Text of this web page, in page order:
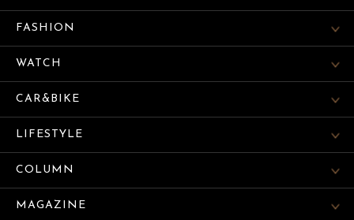
FASHION
WATCH
CAR&BIKE
LIFESTYLE
COLUMN
MAGAZINE